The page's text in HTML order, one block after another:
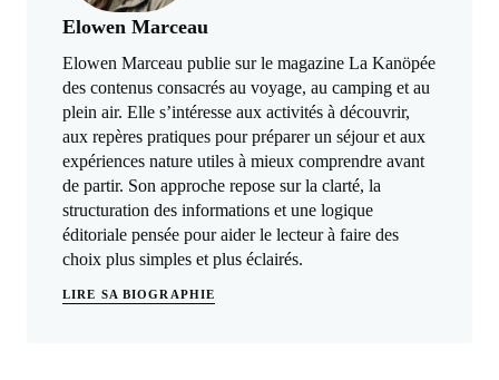
Elowen Marceau
Elowen Marceau publie sur le magazine La Kanöpée
des contenus consacrés au voyage, au camping et au
plein air. Elle s’intéresse aux activités à découvrir,
aux repères pratiques pour préparer un séjour et aux
expériences nature utiles à mieux comprendre avant
de partir. Son approche repose sur la clarté, la
structuration des informations et une logique
éditoriale pensée pour aider le lecteur à faire des
choix plus simples et plus éclairés.
LIRE SA BIOGRAPHIE